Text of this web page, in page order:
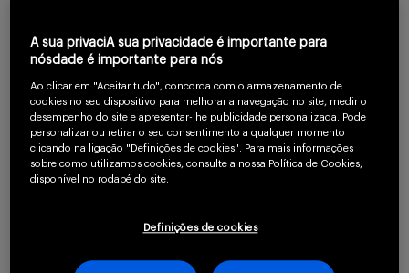
Sobre
confirme que você é
um profissional da
saúde.
CLIQUE AQUI PARA SE CADASTRAR
A sua privaciA sua privacidade é importante para
nósdade é importante para nós
Ao clicar em "Aceitar tudo", concorda com o armazenamento de
cookies no seu dispositivo para melhorar a navegação no site, medir o
desempenho do site e apresentar-lhe publicidade personalizada. Pode
personalizar ou retirar o seu consentimento a qualquer momento
clicando na ligação "Definições de cookies". Para mais informações
sobre como utilizamos cookies, consulte a nossa Política de Cookies,
disponível no rodapé do site.
Definições de cookies